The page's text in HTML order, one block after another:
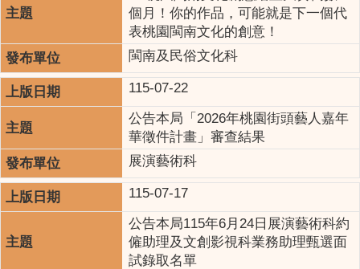
個月！你的作品，可能就是下一個代
表桃園閩南文化的創意！
閩南及民俗文化科
115-07-22
公告本局「2026年桃園街頭藝人嘉年
華徵件計畫」審查結果
展演藝術科
115-07-17
公告本局115年6月24日展演藝術科約
僱助理及文創影視科業務助理甄選面
試錄取名單